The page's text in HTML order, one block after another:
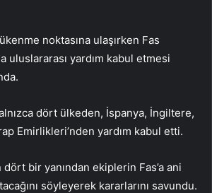
noktasına ulaşırken Fas
uluslararası yardım kabul etmesi
dört ülkeden, İspanya, İngiltere,
Emirlikleri’nden yardım kabul etti.
bir yanından ekiplerin Fas’a ani
söyleyerek kararlarını savundu.